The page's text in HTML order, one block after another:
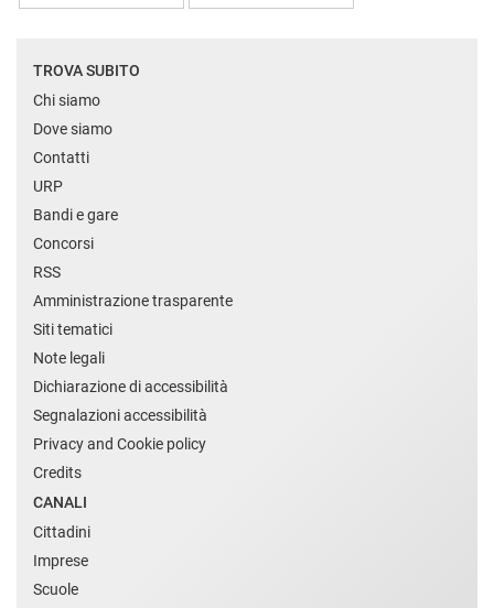
TROVA SUBITO
Chi siamo
Dove siamo
Contatti
URP
Bandi e gare
Concorsi
RSS
Amministrazione trasparente
Siti tematici
Note legali
Dichiarazione di accessibilità
Segnalazioni accessibilità
Privacy and Cookie policy
Credits
CANALI
Cittadini
Imprese
Scuole